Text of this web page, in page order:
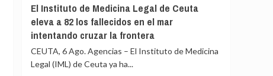
El Instituto de Medicina Legal de Ceuta
eleva a 82 los fallecidos en el mar
intentando cruzar la frontera
CEUTA, 6 Ago. Agencias – El Instituto de Medicina
Legal (IML) de Ceuta ya ha...